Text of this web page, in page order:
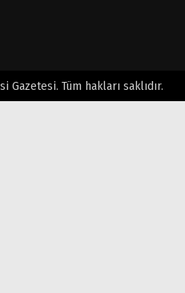
Gazetesi. Tüm hakları saklıdır.